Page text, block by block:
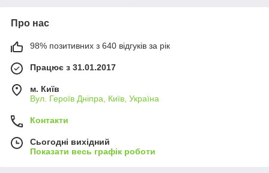
Про нас
98% позитивних з 640 відгуків за рік
Працює з 31.01.2017
м. Київ
Вул. Героїв Дніпра, Київ, Україна
Контакти
Сьогодні вихідний
Показати весь графік роботи